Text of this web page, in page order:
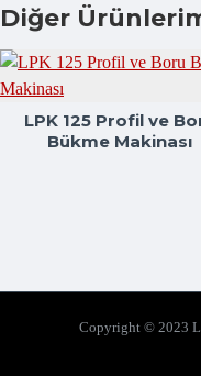
Diğer
LPK 125 Profil ve
Bükme Makinası
Copyright © 2023